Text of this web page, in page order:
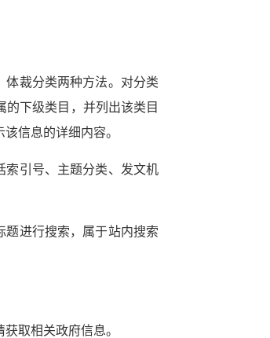
体裁分类两种方法。对分类
的下级类目，并列出该类目
信息的详细内容。
索引号、主题分类、发文机
题进行搜索，属于站内搜索
取相关政府信息。